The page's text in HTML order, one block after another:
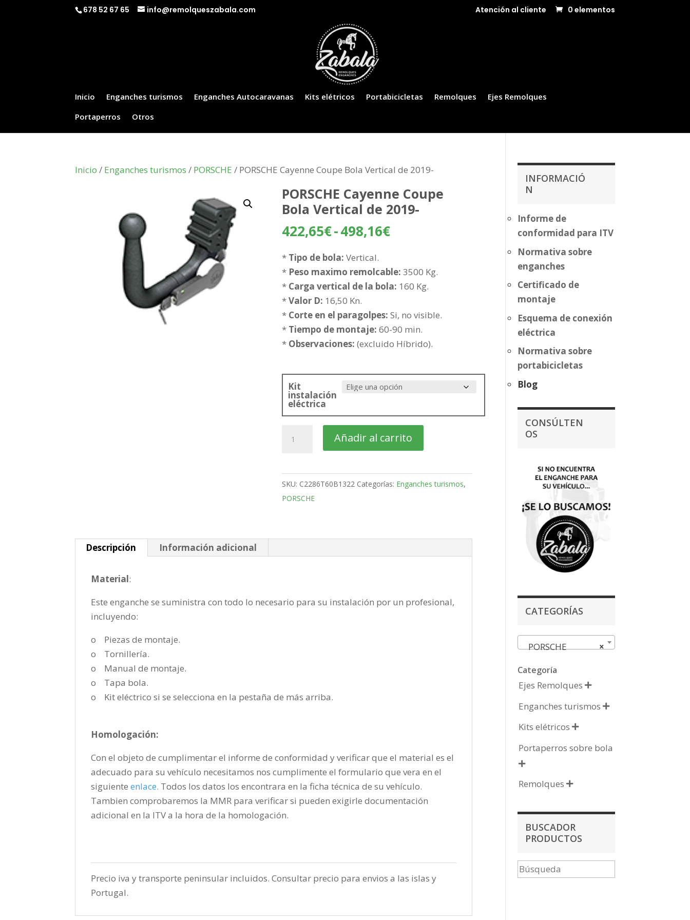
678 52 67 65 info@remolqueszabala.com Atención al cliente 0 elementos
Inicio Enganches turismos Enganches Autocaravanas Kits elétricos Portabicicletas Remolques
Ejes Remolques
Portaperros
Otros
Inicio / Enganches turismos / PORSCHE / PORSCHE Cayenne Coupe Bola Vertical de 2019-
PORSCHE Cayenne Coupe
Bola Vertical de 2019-
422,65€-498,16€Rango
desde
422,65€
498,16€
* Tipo de bola: Vertical.
* Peso maximo remolcable: 3500 Kg.
* Carga vertical de la bola: 160 Kg.
*Valor D: 16,50 Kn.
* Corte en el paragolpes: Si, no visible.
* Tiempo de montaje: 60-90 min.
* Observaciones: (excluido Híbrido).
Kit
instalación
eléctrica
Cayenne
Bola
Vertical
de
Añadir al carrito
SKU: C2286T60B1322 Categorías: Enganches turismos,
PORSCHE
Descripción Información adicional
Material:
Este enganche se suministra con todo lo necesario para su instalación por un profesional,
incluyendo:
o Piezas de montaje.
o Tornillería.
o Manual de montaje.
o Tapa bola.
o Kit eléctrico si se selecciona en la pestaña de más arriba.
Homologación:
Con el objeto de cumplimentar el informe de conformidad y verificar que el material es el
adecuado para su vehículo necesitamos nos cumplimente el formulario que vera en el
siguienteenlace. Todos los datos los encontrara en la ficha técnica de su vehículo.
Tambien comprobaremos la MMR para verificar si pueden exigirle documentación
adicional en la ITV a la hora de la homologación.
Precio iva y transporte peninsular incluidos. Consultar precio para envios a las islas y
Portugal.
INFORMACIÓ
N
Informe de
conformidad para ITV
Normativa sobre
enganches
Certificado de
montaje
Esquema de conexión
eléctrica
Normativa sobre
portabicicletas
Blog
CONSÚLTEN
OS
CATEGORÍAS
×
PORSCHE
Categoría
Ejes Remolques 
Enganches turismos 
Kits elétricos 
Portaperros sobre bola

Remolques 
BUSCADOR
PRODUCTOS